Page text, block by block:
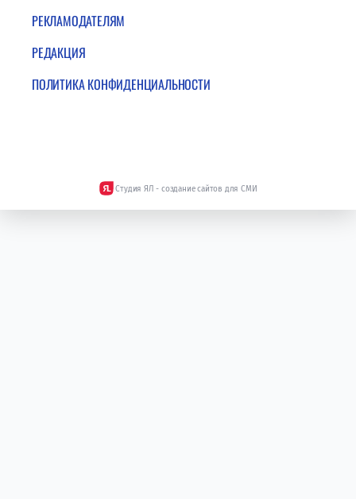
РЕКЛАМОДАТЕЛЯМ
РЕДАКЦИЯ
ПОЛИТИКА КОНФИДЕНЦИАЛЬНОСТИ
Студия ЯЛ - создание сайтов для СМИ